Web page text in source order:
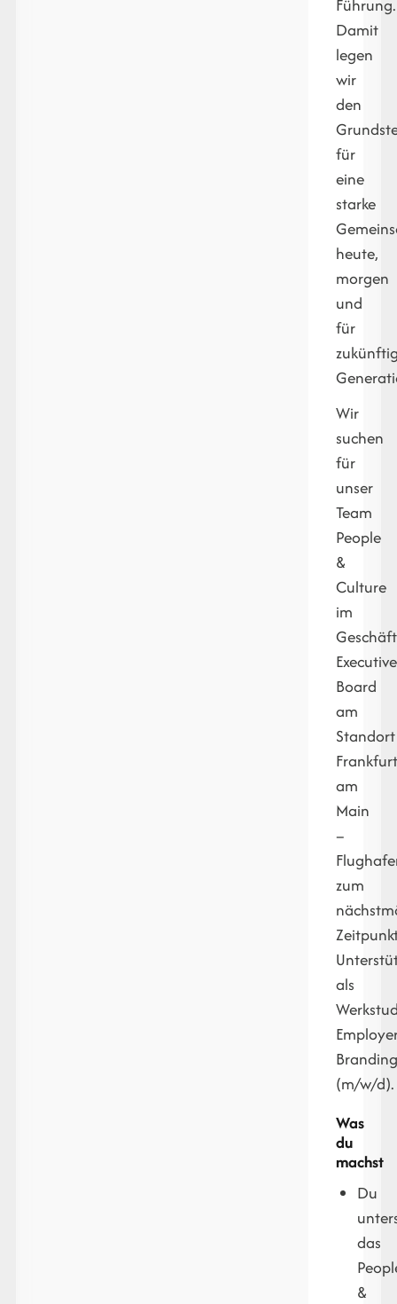
Führung.
Damit
legen
wir
den
für
eine
starke
heute,
morgen
und
für
Wir
suchen
für
unser
Team
People
&
Culture
im
Executive
Board
am
Standort
am
Main
–
zum
als
(m/w/d).
Was
du
machst
Du
das
&